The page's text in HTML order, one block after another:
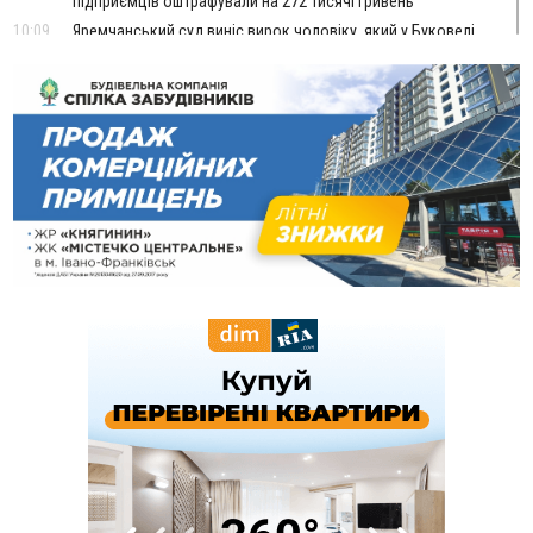
10:09
Яремчанський суд виніс вирок чоловіку, який у Буковелі
09:53
В урочищі біля Галича археологи відкопали давньоруську
вагову гирку XII–XIII століть
09:39
У Франківську медики провели серію складних операцій
на аорті
Вчора
22:22 ФОТО У Богородчанах на "зебрі" водій Audi наїхав на
хлопчика з велосипедом
Загальна площа всіх книгарень України - трохи більше ніж 6
На "зебрі" у Франківську два мотоциклісти збили жінку
Прикарпаття серед лідерів за будівництвом новобудов і
рекордсмен за зростанням цін на житло
ВІДЕО Де безпечно купатися на Прикарпатті?
У Франківську дружина загиблого воїна створила
організацію «КОД 7'Я», аби підтримувати військових та їхні
сім'ї